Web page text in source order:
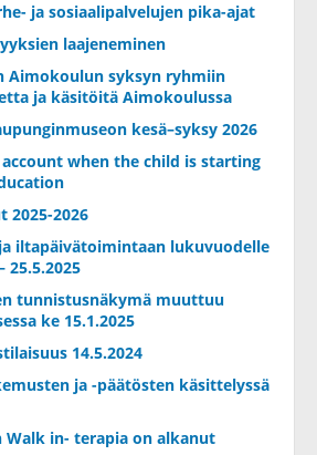
ja sosiaalipalvelujen pika-ajat
laajeneminen
Aimokoulun syksyn ryhmiin
ja käsitöitä Aimokoulussa
kesä–syksy 2026
when the child is starting
2025-2026
iltapäivätoimintaan lukuvuodelle
25.5.2025
tunnistusnäkymä muuttuu
ke 15.1.2025
14.5.2024
ja -päätösten käsittelyssä
Walk in- terapia on alkanut